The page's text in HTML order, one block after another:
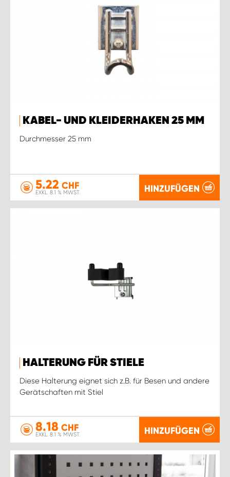
KABEL- UND KLEIDERHAKEN 25 MM
Durchmesser 25 mm
5.22 CHF
EXKL. 8.1 % MWST. HINZUFÜGEN
HALTERUNG FÜR STIELE
Diese Halterung eignet sich z.B. für Besen und andere
Gerätschaften mit Stiel
8.18 CHF
EXKL. 8.1 % MWST. HINZUFÜGEN